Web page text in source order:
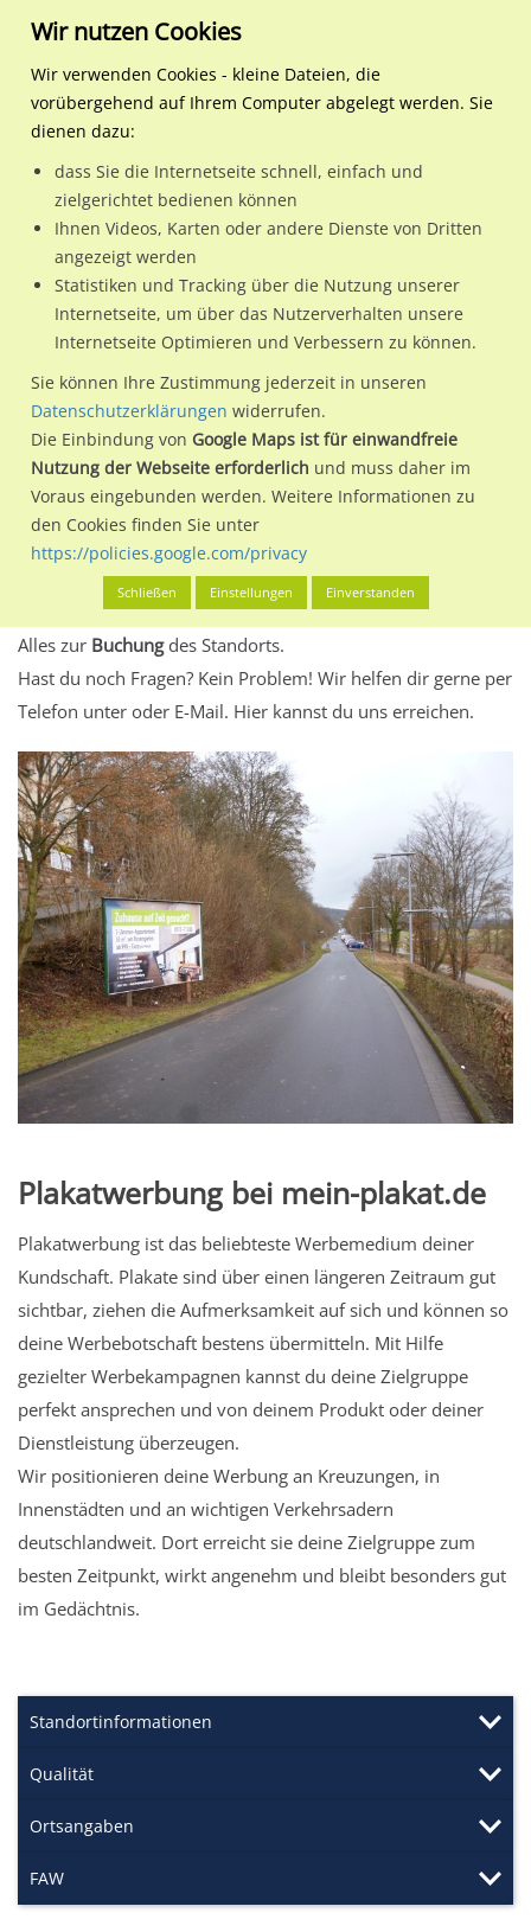
Regionale Plakatwerbung Bayern
Bad Kissingen, GKSt
Bismarckstraße gg.
97688 / Bad Kissingen, GKSt
Nutze günstige Werbemöglichkeiten am Standort
Bismarckstraße gg. Schweizerhaussteg in Bad Kissingen,
GKSt.
Wir erheben für jede unserer Werbeflächen individuelle und
aktuelleStandortinformationenundLeistungswerte. Damit
kannst du dich schon vor der Buchung im Detail über den
Standort, seine Reichweite und Werbewirkung sowie
eventuelle Beschränkungen in den zugelassenen
Werbeinhalten informieren.
Alles klar? Dann findest du direkt im unteren Teil dieser Seite
Alles zur Buchungdes Standorts.
Hast du noch Fragen? Kein Problem! Wir helfen dir gerne per
Telefon unter oder E-Mail. Hier kannst du uns erreichen.
Plakatwerbung bei mein-plakat.de
Plakatwerbung ist das beliebteste Werbemedium deiner
Kundschaft. Plakate sind über einen längeren Zeitraum gut
sichtbar, ziehen die Aufmerksamkeit auf sich und können so
deine Werbebotschaft bestens übermitteln. Mit Hilfe
gezielter Werbekampagnen kannst du deine Zielgruppe
perfekt ansprechen und von deinem Produkt oder deiner
Dienstleistung überzeugen.
Wir positionieren deine Werbung an Kreuzungen, in
Innenstädten und an wichtigen Verkehrsadern
deutschlandweit. Dort erreicht sie deine Zielgruppe zum
besten Zeitpunkt, wirkt angenehm und bleibt besonders gut
im Gedächtnis.
Standortinformationen
Qualität
Ortsangaben
FAW
Wir nutzen Cookies
Wir verwenden Cookies - kleine Dateien, die
vorübergehend auf Ihrem Computer abgelegt werden. Sie
dienen dazu:
dass Sie die Internetseite schnell, einfach und
zielgerichtet bedienen können
Ihnen Videos, Karten oder andere Dienste von Dritten
angezeigt werden
Statistiken und Tracking über die Nutzung unserer
Internetseite, um über das Nutzerverhalten unsere
Internetseite Optimieren und Verbessern zu können.
Sie können Ihre Zustimmung jederzeit in unseren
Datenschutzerklärungen widerrufen.
Die Einbindung von Google Maps ist für einwandfreie
Nutzung der Webseite erforderlich und muss daher im
Voraus eingebunden werden. Weitere Informationen zu
den Cookies finden Sie unter
https://policies.google.com/privacy
Schließen Einstellungen Einverstanden